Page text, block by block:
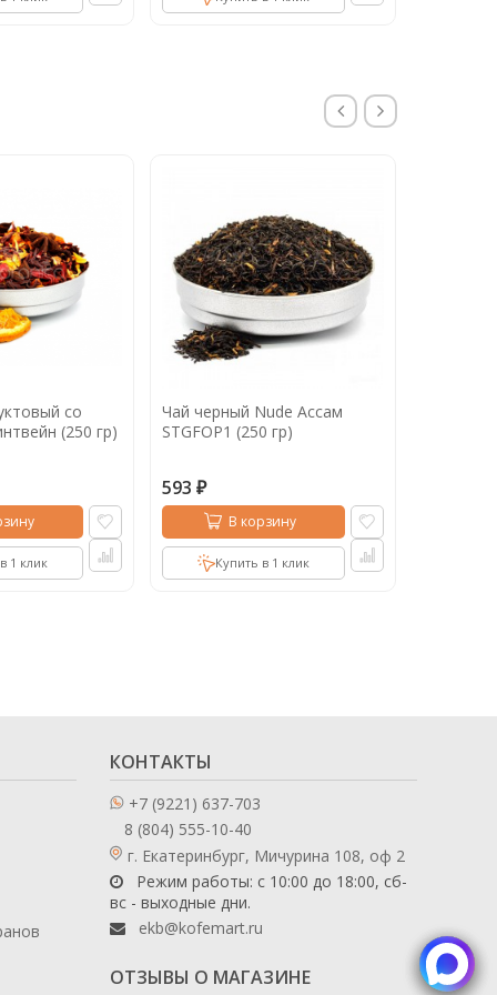
со
(250 гр)
1 клик
Чай черный Nude Ассам
STGFOP1 (250 гр)
593 ₽
В корзину
Купить в 1 клик
КОНТАКТЫ
+7 (9221) 637-703
8 (804) 555-10-40
г. Екатеринбург, Мичурина 108, оф 2
Режим работы: с 10:00 до 18:00, сб-
вс - выходные дни.
ekb@kofemart.ru
ОТЗЫВЫ О МАГАЗИНЕ